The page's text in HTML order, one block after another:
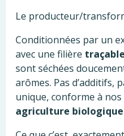
Le producteur/
Conditionnées par un
avec une filière traçable
sont séchées
arômes. Pas d’additifs,
unique, conforme à
agriculture biologique